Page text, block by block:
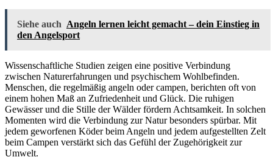
Siehe auch Angeln lernen leicht gemacht – dein Einstieg in
den Angelsport
Wissenschaftliche Studien zeigen eine positive Verbindung
zwischen Naturerfahrungen und psychischem Wohlbefinden.
Menschen, die regelmäßig angeln oder campen, berichten oft von
einem hohen Maß an Zufriedenheit und Glück. Die ruhigen
Gewässer und die Stille der Wälder fördern Achtsamkeit. In solchen
Momenten wird die Verbindung zur Natur besonders spürbar. Mit
jedem geworfenen Köder beim Angeln und jedem aufgestellten Zelt
beim Campen verstärkt sich das Gefühl der Zugehörigkeit zur
Umwelt.